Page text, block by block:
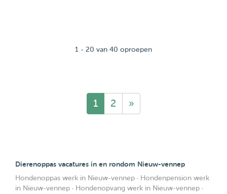
1 - 20 van 40 oproepen
1 2 »
Dierenoppas vacatures in en rondom Nieuw-vennep
Hondenoppas werk in Nieuw-vennep · Hondenpension werk
in Nieuw-vennep · Hondenopvang werk in Nieuw-vennep ·